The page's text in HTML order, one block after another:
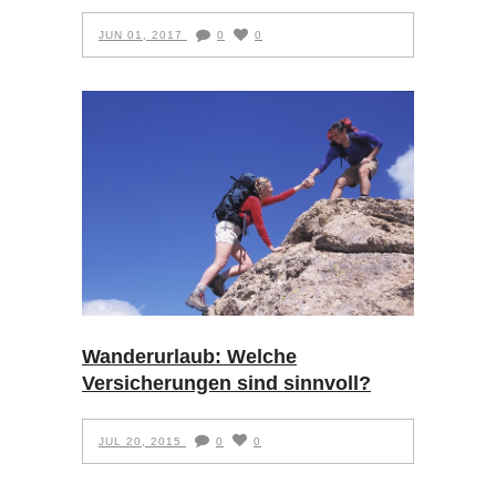
JUN 01, 2017 0 0
Wanderurlaub: Welche
Versicherungen sind sinnvoll?
JUL 20, 2015 0 0